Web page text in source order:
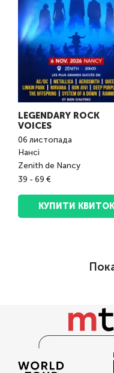
LEGENDARY ROCK
VOICES
06 листопада
Нансі
Zenith de Nancy
39 - 69 €
КУПИТИ КВИТОК